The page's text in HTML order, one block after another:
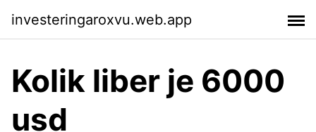
investeringaroxvu.web.app
Kolik liber je 6000
usd